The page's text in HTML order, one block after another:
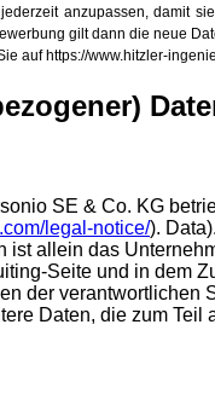
anzupassen, damit
gilt dann die neue
auf https://www.hitzler-
SE & Co. KG
legal-notice/).
ist allein das
Seite und in dem
der
Daten, die zum